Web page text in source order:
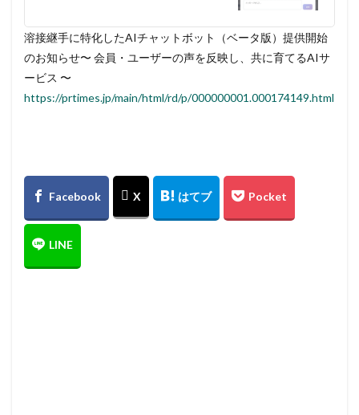
溶接継手に特化したAIチャットボット（ベータ版）提供開始
のお知らせ〜 会員・ユーザーの声を反映し、共に育てるAIサ
ービス 〜
https://prtimes.jp/main/html/rd/p/000000001.000174149.html